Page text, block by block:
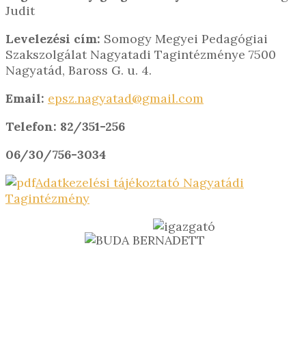
Judit
Levelezési cím: Somogy Megyei Pedagógiai
Szakszolgálat Nagyatadi Tagintézménye 7500
Nagyatád, Baross G. u. 4.
Email: epsz.nagyatad@gmail.com
Telefon: 82/351-256
06/30/756-3034
Adatkezelési tájékoztató Nagyatádi
Tagintézmény